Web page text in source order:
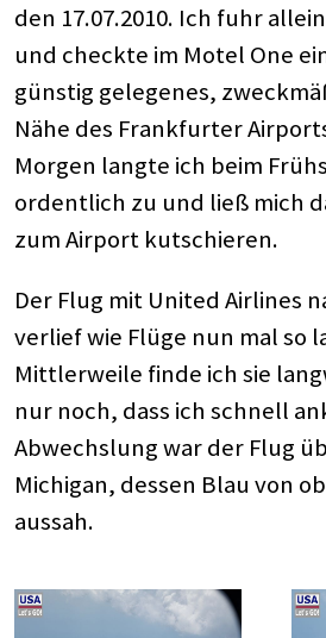
den 17.07.2010. Ich fuhr
und checkte im Motel One
günstig gelegenes,
Nähe des Frankfurter
Morgen langte ich beim
ordentlich zu und ließ mich
zum Airport kutschieren.
Der Flug mit United Airlines
verlief wie Flüge nun mal so
Mittlerweile finde ich sie
nur noch, dass ich schnell
Abwechslung war der Flug
Michigan, dessen Blau von
aussah.